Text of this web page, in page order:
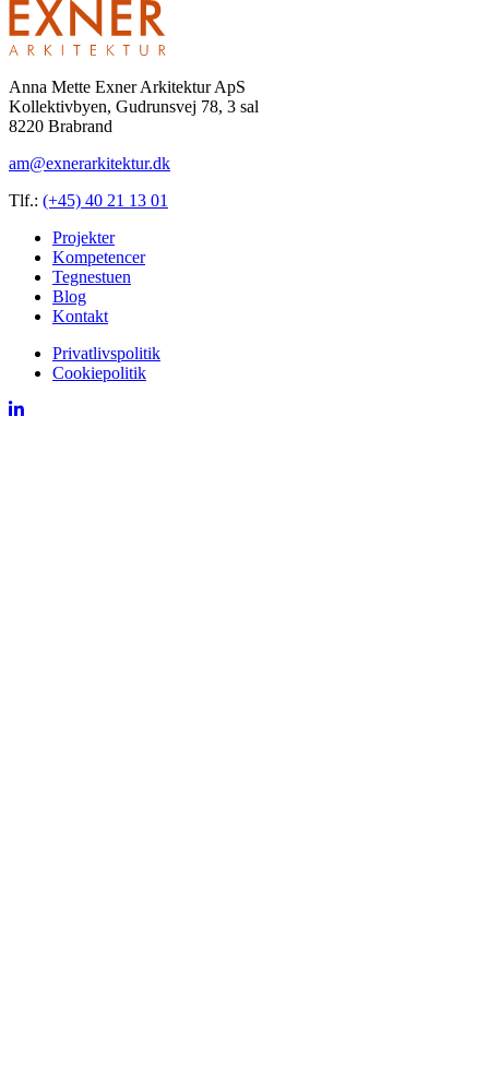
Anna Mette Exner Arkitektur ApS
Kollektivbyen, Gudrunsvej 78, 3 sal
8220 Brabrand
am@exnerarkitektur.dk
Tlf.: (+45) 40 21 13 01
Projekter
Kompetencer
Tegnestuen
Blog
Kontakt
Privatlivspolitik
Cookiepolitik